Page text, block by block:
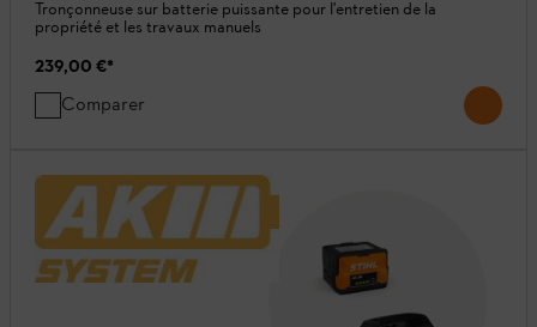
Tronçonneuse sur batterie puissante pour l'entretien de la
propriété et les travaux manuels
239,00 €*
Comparer